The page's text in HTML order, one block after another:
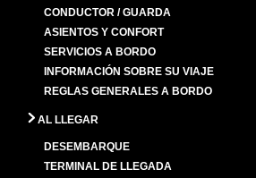
CONDUCTOR / GUARDA
ASIENTOS Y CONFORT
SERVICIOS A BORDO
INFORMACIÓN SOBRE SU VIAJE
REGLAS GENERALES A BORDO
AL LLEGAR
DESEMBARQUE
TERMINAL DE LLEGADA